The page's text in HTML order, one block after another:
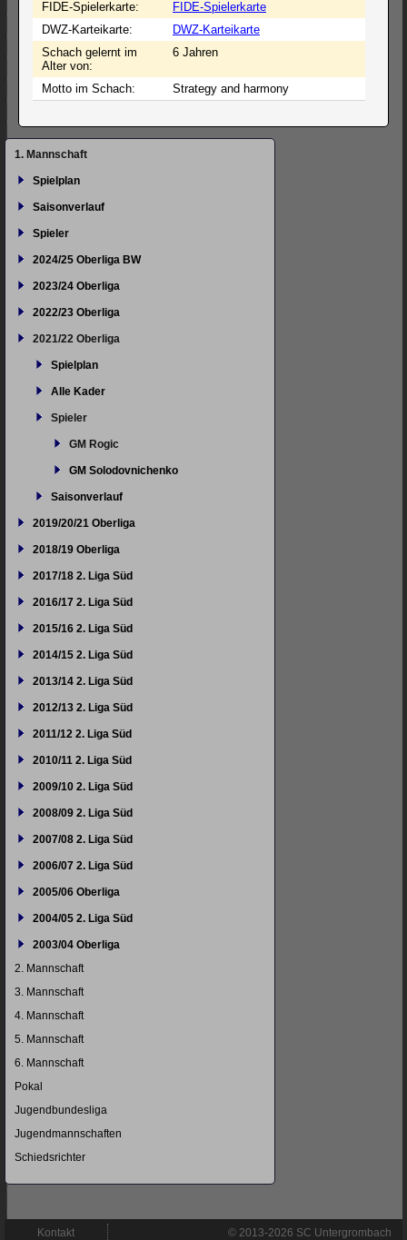
FIDE-Spielerkarte:
FIDE-Spielerkarte
DWZ-Karteikarte:
DWZ-Karteikarte
Schach gelernt im
Alter von:
6 Jahren
Motto im Schach: Strategy and harmony
Navigation
1. Mannschaft
Spielplan
Saisonverlauf
Spieler
2024/25 Oberliga BW
2023/24 Oberliga
2022/23 Oberliga
2021/22 Oberliga
Spielplan
Alle Kader
Spieler
GM Rogic
GM Solodovnichenko
Saisonverlauf
2019/20/21 Oberliga
2018/19 Oberliga
2017/18 2. Liga Süd
2016/17 2. Liga Süd
2015/16 2. Liga Süd
2014/15 2. Liga Süd
2013/14 2. Liga Süd
2012/13 2. Liga Süd
2011/12 2. Liga Süd
2010/11 2. Liga Süd
2009/10 2. Liga Süd
2008/09 2. Liga Süd
2007/08 2. Liga Süd
2006/07 2. Liga Süd
2005/06 Oberliga
2004/05 2. Liga Süd
2003/04 Oberliga
2. Mannschaft
3. Mannschaft
4. Mannschaft
5. Mannschaft
6. Mannschaft
Pokal
Jugendbundesliga
Jugendmannschaften
Schiedsrichter
© 2013-2026 SC Untergrombach
Navigation
Kontakt